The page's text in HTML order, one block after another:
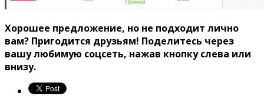
Хорошее предложение, но не подходит лично
вам? Пригодится друзьям! Поделитесь через
вашу любимую соцсеть, нажав кнопку слева или
внизу.